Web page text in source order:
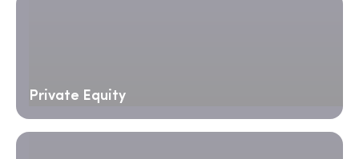
Private Equity